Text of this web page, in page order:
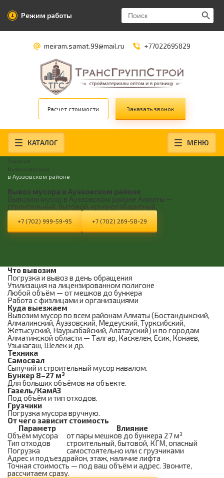
Режим работы
Search
for:
Search
meiram.samat.99@mail.ru +77022695829
Расчет стоимости Заказать звонок
КАТАЛОГ МЕНЮ
Главная
Вывоз мусора
в Ауэзовском районе
Вывоз мусора в Ауэзовском районе
Вывозим мусор в Ауэзовском районе Алматы —
строительный, бытовой, крупногабаритный.
+7 (702) 999-59-95 +7 (702) 269-58-29
Что вывозим
Погрузка и вывоз в день обращения
Утилизация на лицензированном полигоне
Любой объём — от мешков до бункера
Работа с физлицами и организациями
Куда выезжаем
Вывозим мусор по всем районам Алматы (Бостандыкский,
Алмалинский, Ауэзовский, Медеуский, Турксибский,
Жетысуский, Наурызбайский, Алатауский) и по городам
Алматинской области — Талгар, Каскелен, Есик, Конаев,
Узынагаш, Шелек и др.
Техника
Самосвал
Сыпучий и строительный мусор навалом.
Бункер 8–27 м³
Для больших объёмов на объекте.
Газель/КамАЗ
Под объём и тип отходов.
Грузчики
Погрузка мусора вручную.
От чего зависит стоимость
Параметр
Влияние
Объём мусора
от пары мешков до бункера 27 м³
Тип отходов
строительный, бытовой, КГМ, опасный
Погрузка
самостоятельно или с грузчиками
Адрес и подъездрайон, этаж, наличие лифта
Точная стоимость — под ваш объём и адрес. Звоните,
рассчитаем сразу.